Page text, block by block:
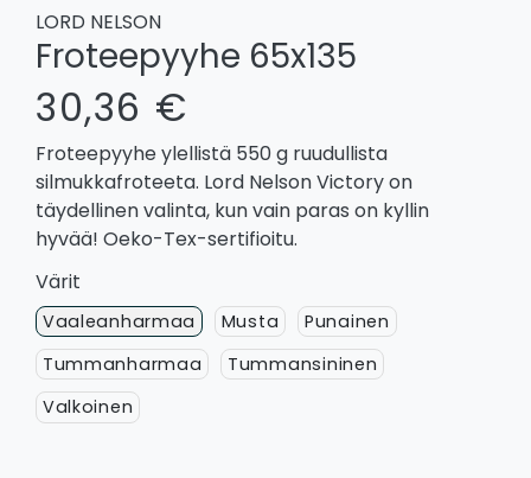
LORD NELSON
Froteepyyhe 65x135
30,36 €
Froteepyyhe ylellistä 550 g ruudullista
silmukkafroteeta. Lord Nelson Victory on
täydellinen valinta, kun vain paras on kyllin
hyvää! Oeko-Tex-sertifioitu.
Värit
Vaaleanharmaa Musta
Punainen
Tummanharmaa
Tummansininen
Valkoinen